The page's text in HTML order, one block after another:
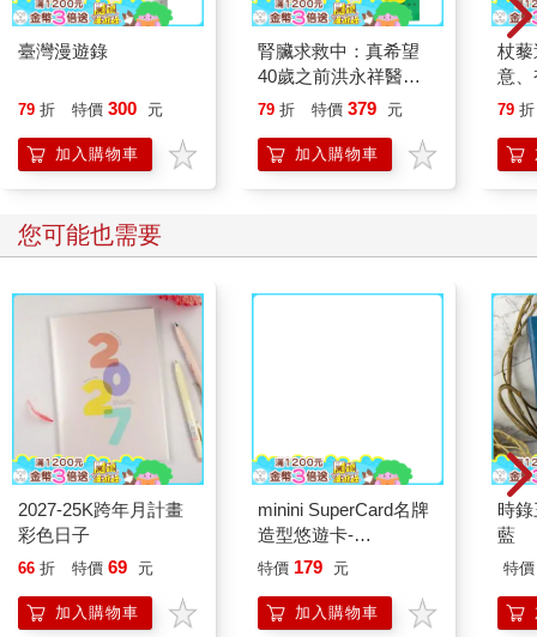
臺灣漫遊錄
79 折 特價 300 元
加入購物車
腎臟求救中：真希望
40歲之前洪永祥醫師
就告訴我這些事
79 折 特價 379 元
加入購物車
杖
意
恭
79 折
您可能也需要
2027-25K跨年月計畫
彩色日子
66 折 特價 69 元
加入購物車
minini SuperCard名牌
造型悠遊卡-
chonini【受託代銷】
特價 179 元
加入購物車
時錄
藍
特價